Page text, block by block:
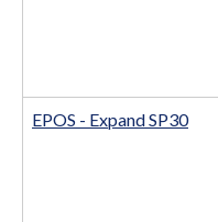
EPOS - Expand SP30